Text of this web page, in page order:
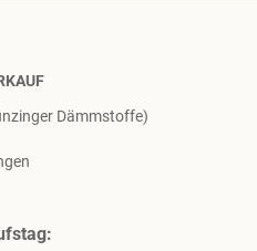
Dämmstoffe)